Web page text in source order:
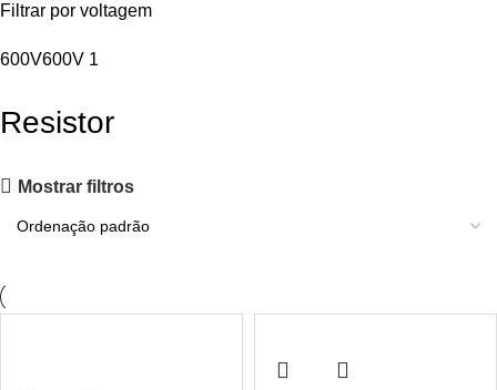
Filtrar por voltagem
600V600V 1
Resistor
Mostrar filtros